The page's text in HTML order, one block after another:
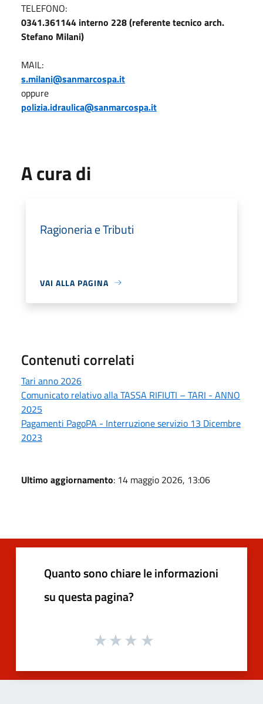
TELEFONO:
0341.361144 interno 228 (referente tecnico arch.
Stefano Milani)
MAIL:
s.milani@sanmarcospa.it
oppure
polizia.idraulica@sanmarcospa.it
A cura di
Ragioneria e Tributi
VAI ALLA PAGINA
Contenuti correlati
Tari anno 2026
Comunicato relativo alla TASSA RIFIUTI – TARI - ANNO
2025
Pagamenti PagoPA - Interruzione servizio 13 Dicembre
2023
Ultimo aggiornamento: 14 maggio 2026, 13:06
Quanto sono chiare le informazioni
su questa pagina?